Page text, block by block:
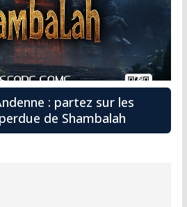
: partez sur les
de Shambalah